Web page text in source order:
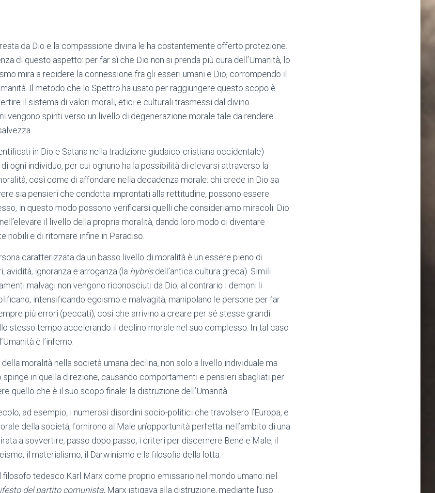
da Dio e la compassione divina le ha costantemente offerto protezione.
di questo aspetto: per far sì che Dio non si prenda più cura dell’Umanità, lo
mira a recidere la connessione fra gli esseri umani e Dio, corrompendo il
Il metodo che lo Spettro ha usato per raggiungere questo scopo è
il sistema di valori morali, etici e culturali trasmessi dal divino
vengono spinti verso un livello di degenerazione morale tale da rendere
in Dio e Satana nella tradizione giudaico-cristiana occidentale)
ogni individuo, per cui ognuno ha la possibilità di elevarsi attraverso la
così come di affondare nella decadenza morale: chi crede in Dio sa
sia pensieri che condotta improntati alla rettitudine, possono essere
in questo modo possono verificarsi quelli che consideriamo miracoli. Dio
il livello della propria moralità, dando loro modo di diventare
nobili e di ritornare infine in Paradiso.
caratterizzata da un basso livello di moralità è un essere pieno di
avidità, ignoranza e arroganza (la hybrisdell’antica cultura greca). Simili
malvagi non vengono riconosciuti da Dio; al contrario i demoni li
intensificando egoismo e malvagità, manipolano le persone per far
più errori (peccati), così che arrivino a creare per sé stesse grandi
stesso tempo accelerando il declino morale nel suo complesso. In tal caso
è l’inferno.
moralità nella società umana declina, non solo a livello individuale ma
spinge in quella direzione, causando comportamenti e pensieri sbagliati per
quello che è il suo scopo finale: la distruzione dell’Umanità.
ad esempio, i numerosi disordini socio-politici che travolsero l’Europa, e
della società, fornirono al Male un’opportunità perfetta: nell’ambito di una
a sovvertire, passo dopo passo, i criteri per discernere Bene e Male, il
il materialismo, il Darwinismo e la filosofia della lotta.
tedesco Karl Marx come proprio emissario nel mondo umano: nel
del partito comunista, Marx istigava alla distruzione, mediante l’uso